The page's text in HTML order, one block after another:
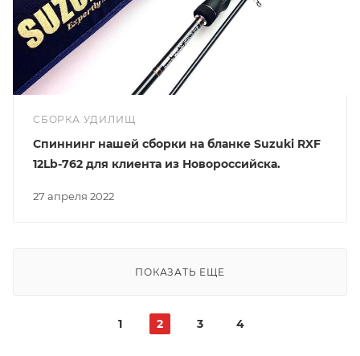
СБОРКА УДИЛИЩ
27 апреля 2022
Спиннинг нашей сборки на бланке Suzuki RXF
12Lb-762 для клиента из Новороссийска.
ПОКАЗАТЬ ЕЩЕ
1 2 3 4